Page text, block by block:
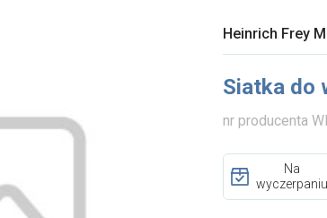
O nas
Polityka
i cookies
Heinrich Frey
Siatka do
nr producenta
Na
wyczerpaniu